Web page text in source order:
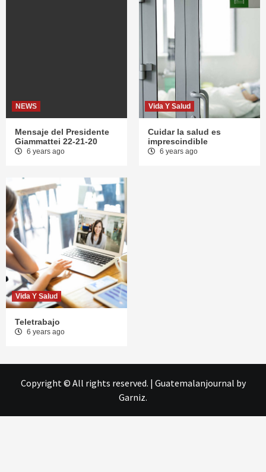
NEWS
Mensaje del Presidente
Giammattei 22-21-20
6 years ago
Vida Y Salud
Cuidar la salud es
imprescindible
6 years ago
Vida Y Salud
Teletrabajo
6 years ago
Copyright © All rights reserved. | Guatemalanjournal by
Garniz.